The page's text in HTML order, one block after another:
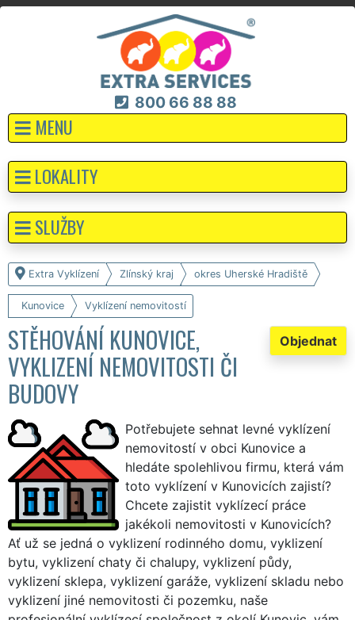
800 66 88 88
MENU
Extra Vyklízení Zlínský kraj okres Uherské Hradiště
Kunovice Vyklízení nemovitostí
Objednat
STĚHOVÁNÍ KUNOVICE,
VYKLIZENÍ NEMOVITOSTI ČI
BUDOVY
Potřebujete sehnat levné vyklízení
nemovitostí v obci Kunovice a
hledáte spolehlivou firmu, která vám
toto vyklízení v Kunovicích zajistí?
Chcete zajistit vyklízecí práce
jakékoli nemovitosti v Kunovicích?
Ať už se jedná o vyklizení rodinného domu, vyklizení
bytu, vyklizení chaty či chalupy, vyklizení půdy,
vyklizení sklepa, vyklizení garáže, vyklizení skladu nebo
vyklizení jiné nemovitosti či pozemku, naše
LOKALITY
SLUŽBY